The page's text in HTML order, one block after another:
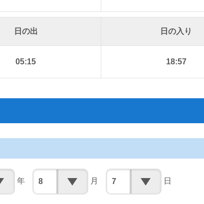
日の出 日の入り
05:15 18:57
年 月 日